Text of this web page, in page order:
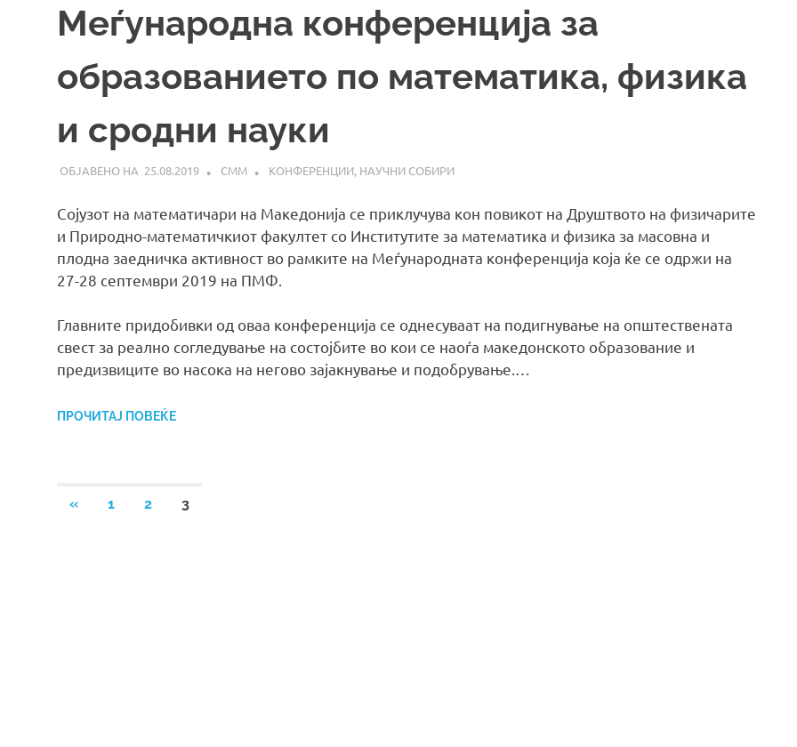
Меѓународна конференција за
образованието по математика, физика
и сродни науки
25.08.2019 СММ КОНФЕРЕНЦИИ, НАУЧНИ СОБИРИ
Сојузот на математичари на Македонија се приклучува кон повикот на Друштвото на физичарите
и Природно-математичкиот факултет со Институтите за математика и физика за масовна и
плодна заедничка активност во рамките на Меѓународната конференција која ќе се одржи на
27-28 септември 2019 на ПМФ.
Главните придобивки од оваа конференција се однесуваат на подигнување на општествената
свест за реално согледување на состојбите во кои се наоѓа македонското образование и
предизвиците во насока на негово зајакнување и подобрување.…
ПРОЧИТАЈ ПОВЕЌЕ
Posts
«PREVIOUS
1 2 3